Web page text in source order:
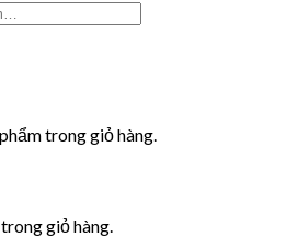
trong giỏ hàng.
giỏ hàng.